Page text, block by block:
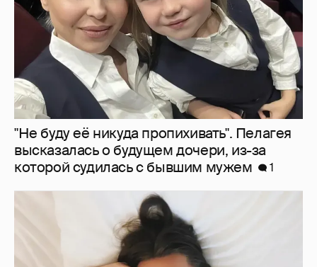
Молится о поездке на Бали: Диана
Шурыгина воцерковилась в СИЗО